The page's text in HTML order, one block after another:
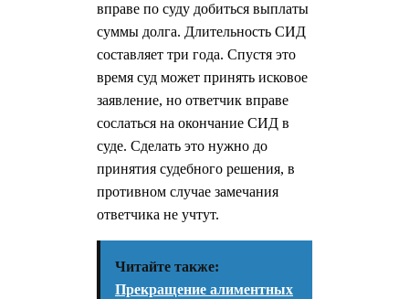
вправе по суду добиться выплаты
суммы долга. Длительность СИД
составляет три года. Спустя это
время суд может принять исковое
заявление, но ответчик вправе
сослаться на окончание СИД в
суде. Сделать это нужно до
принятия судебного решения, в
противном случае замечания
ответчика не учтут.
Читайте также:
Прекращение алиментных